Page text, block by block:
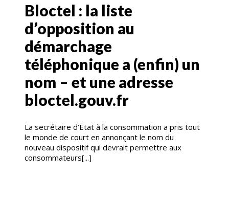
Bloctel : la liste
d’opposition au
démarchage
téléphonique a (enfin) un
nom – et une adresse
bloctel.gouv.fr
La secrétaire d’Etat à la consommation a pris tout
le monde de court en annonçant le nom du
nouveau dispositif qui devrait permettre aux
consommateurs[...]